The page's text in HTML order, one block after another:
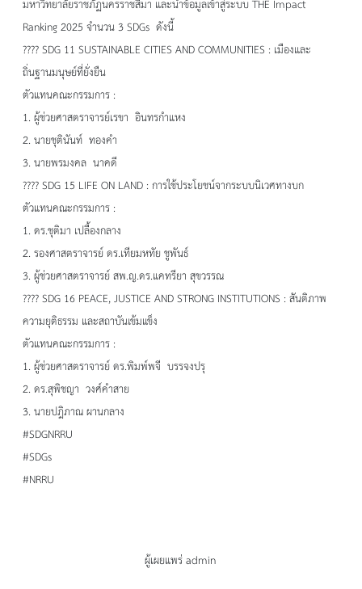
Ranking 2025 จำนวน 3 SDGs ดังนี้
???? SDG 11 SUSTAINABLE CITIES AND COMMUNITIES : เมืองและ
ถิ่นฐานมนุษย์ที่ยั่งยืน
ตัวแทนคณะกรรมการ :
1. ผู้ช่วยศาสตราจารย์เรขา อินทรกำแหง
2. นายชุตินันท์ ทองคำ
3. นายพรมงคล นาคดี
???? SDG 15 LIFE ON LAND : การใช้ประโยชน์จากระบบนิเวศทางบก
ตัวแทนคณะกรรมการ :
1. ดร.ชุติมา เปลื้องกลาง
2. รองศาสตราจารย์ ดร.เทียมหทัย ชูพันธ์
3. ผู้ช่วยศาสตราจารย์ สพ.ญ.ดร.แคทรียา สุขวรรณ
???? SDG 16 PEACE, JUSTICE AND STRONG INSTITUTIONS : สันติภาพ
ความยุติธรรม และสถาบันเข้มแข็ง
ตัวแทนคณะกรรมการ :
1. ผู้ช่วยศาสตราจารย์ ดร.พิมพ์พจี บรรจงปรุ
2. ดร.สุพิชญา วงศ์คำสาย
3. นายปฎิภาณ ผานกลาง
#SDGNRRU
#SDGs
#NRRU
ผู้เผยแพร่ admin